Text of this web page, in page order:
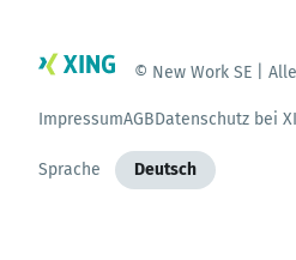
© New Work SE |
ImpressumAGBDatenschutz bei
Sprache Deutsch